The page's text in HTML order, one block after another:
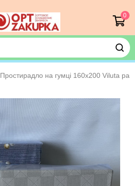
0
Простирадло на гумці 160х200 Viluta